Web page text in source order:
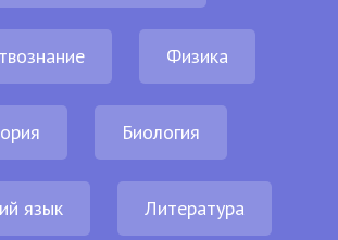
Физика
Биология
язык Литература